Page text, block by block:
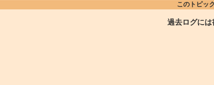
このトピッ
過去ログに